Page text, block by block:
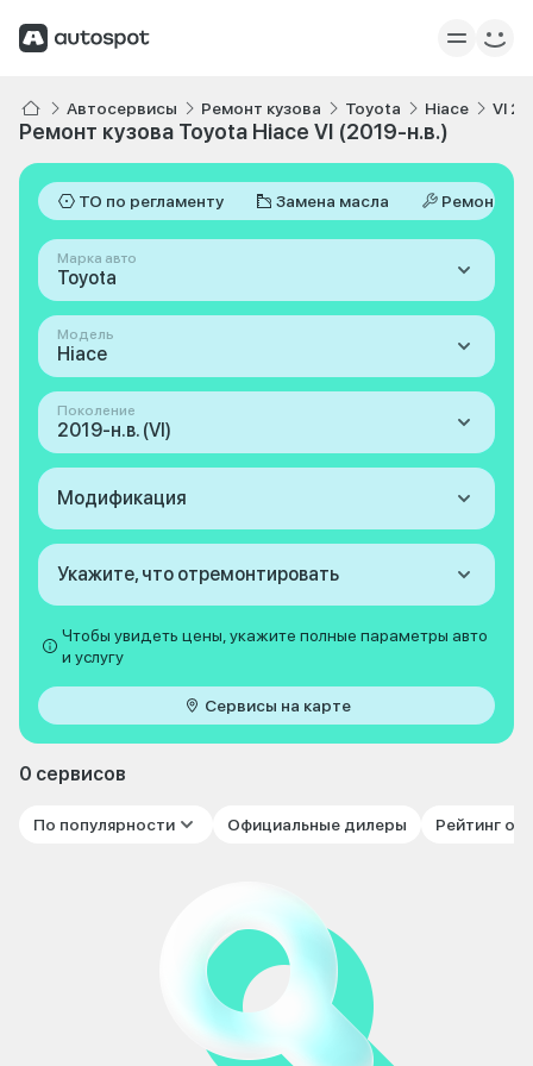
Автосервисы Ремонт кузова Toyota Hiace VI
Ремонт кузова Toyota Hiace VI (2019-н.в.)
ТО по регламенту Замена масла Ремонт
Марка авто
Toyota
Модель
Hiace
Поколение
2019-н.в. (VI)
Модификация
Укажите, что отремонтировать
Чтобы увидеть цены, укажите полные параметры авто
и услугу
Сервисы на карте
0 сервисов
По популярности Официальные дилеры Рейтинг